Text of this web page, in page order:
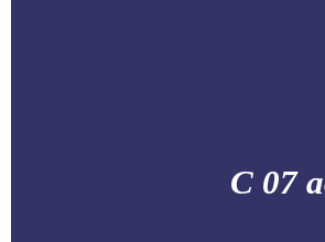
С 07